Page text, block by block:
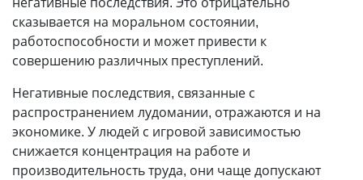
сказывается на моральном состоянии,
работоспособности и может привести к
совершению различных преступлений.
Негативные последствия, связанные с
распространением лудомании, отражаются и на
экономике. У людей с игровой зависимостью
снижается концентрация на работе и
производительность труда, они чаще допускают